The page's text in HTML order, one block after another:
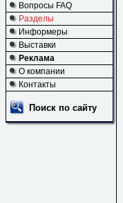
Вопросы FAQ
Разделы
Информеры
Выставки
Реклама
О компании
Контакты
Поиск по сайту